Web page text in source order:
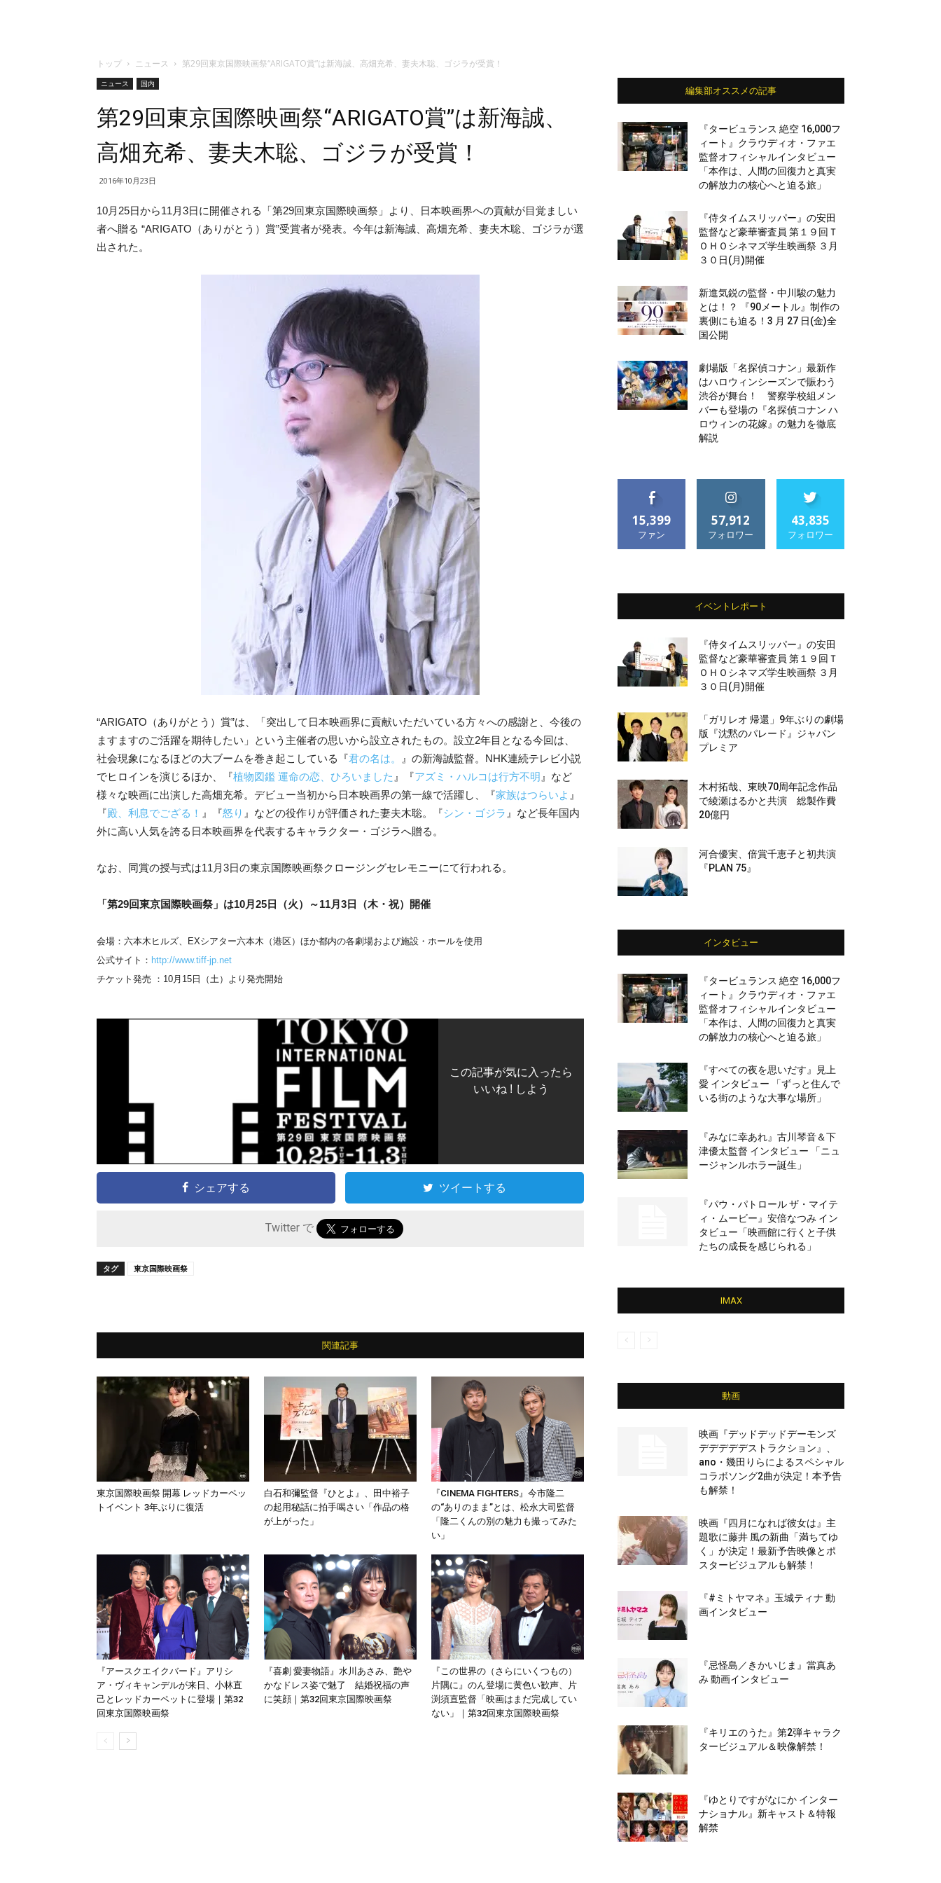
トップ ニュース 第29回東京国際映画祭“ARIGATO賞”は新海誠、高畑充希、妻夫木聡、ゴジラが受賞！
ニュース 国内
第29回東京国際映画祭“ARIGATO賞”は新海誠、
高畑充希、妻夫木聡、ゴジラが受賞！
2016年10月23日
10月25日から11月3日に開催される「第29回東京国際映画祭」より、日本映画界への貢献が目覚ましい
者へ贈る “ARIGATO（ありがとう）賞”受賞者が発表。今年は新海誠、高畑充希、妻夫木聡、ゴジラが選
出された。
“ARIGATO（ありがとう）賞”は、「突出して日本映画界に貢献いただいている方々への感謝と、今後の
ますますのご活躍を期待したい」という主催者の思いから設立されたもの。設立2年目となる今回は、
社会現象になるほどの大ブームを巻き起こしている『君の名は。
』の新海誠監督。NHK連続テレビ小説
でヒロインを演じるほか、『植物図鑑 運命の恋、ひろいました 』『アズミ・ハルコは行方不明 』など
様々な映画に出演した高畑充希。デビュー当初から日本映画界の第一線で活躍し、『家族はつらいよ 』
『殿、利息でござる！ 』『怒り 』などの役作りが評価された妻夫木聡。『シン・ゴジラ 』など長年国内
外に高い人気を誇る日本映画界を代表するキャラクター・ゴジラへ贈る。
なお、同賞の授与式は11月3日の東京国際映画祭クロージングセレモニーにて行われる。
「第29回東京国際映画祭」は10月25日（火）～11月3日（木・祝）開催
会場：六本木ヒルズ、EXシアター六本木（港区）ほか都内の各劇場および施設・ホールを使用
公式サイト： http://www.tiff-jp.net
チケット発売 ：10月15日（土）より発売開始
この記事が気に入ったら
いいね ! しよう
シェアする ツイートする
Twitter で
タグ 東京国際映画祭
関連記事
東京国際映画祭 開幕 レッドカーペッ
トイベント 3年ぶりに復活
白石和彌監督『ひとよ』、田中裕子
の起用秘話に拍手喝さい「作品の格
が上がった」
『CINEMA FIGHTERS』今市隆二
の“ありのまま”とは、松永大司監督
「隆二くんの別の魅力も撮ってみた
い」
『アースクエイクバード』アリシ
ア・ヴィキャンデルが来日、小林直
己とレッドカーペットに登場｜第32
回東京国際映画祭
『喜劇 愛妻物語』水川あさみ、艶や
かなドレス姿で魅了 結婚祝福の声
に笑顔｜第32回東京国際映画祭
『この世界の（さらにいくつもの）
片隅に』のん登場に黄色い歓声、片
渕須直監督「映画はまだ完成してい
ない」｜第32回東京国際映画祭
編集部オススメの記事
『タービュランス 絶空 16,000フ
ィート』クラウディオ・ファエ
監督オフィシャルインタビュー
「本作は、人間の回復力と真実
の解放力の核心へと迫る旅」
『侍タイムスリッパー』の安田
監督など豪華審査員 第１９回Ｔ
ＯＨＯシネマズ学生映画祭 ３月
３０日(月)開催
新進気鋭の監督・中川駿の魅力
とは！？ 『90メートル』制作の
裏側にも迫る！3 月 27 日(金)全
国公開
劇場版「名探偵コナン」最新作
はハロウィンシーズンで賑わう
渋谷が舞台！ 警察学校組メン
バーも登場の『名探偵コナン ハ
ロウィンの花嫁』の魅力を徹底
解説
15,399
ファン
57,912
フォロワー
43,835
フォロワー
イベントレポート
『侍タイムスリッパー』の安田
監督など豪華審査員 第１９回Ｔ
ＯＨＯシネマズ学生映画祭 ３月
３０日(月)開催
「ガリレオ 帰還」9年ぶりの劇場
版『沈黙のパレード』ジャパン
プレミア
木村拓哉、東映70周年記念作品
で綾瀬はるかと共演 総製作費
20億円
河合優実、倍賞千恵子と初共演
『PLAN 75』
インタビュー
『タービュランス 絶空 16,000フ
ィート』クラウディオ・ファエ
監督オフィシャルインタビュー
「本作は、人間の回復力と真実
の解放力の核心へと迫る旅」
『すべての夜を思いだす』見上
愛 インタビュー 「ずっと住んで
いる街のような大事な場所」
『みなに幸あれ』古川琴音＆下
津優太監督 インタビュー 「ニュ
ージャンルホラー誕生」
『パウ・パトロール ザ・マイテ
ィ・ムービー』安倍なつみ イン
タビュー「映画館に行くと子供
たちの成長を感じられる」
IMAX
動画
映画『デッドデッドデーモンズ
デデデデデストラクション』、
ano・幾田りらによるスペシャル
コラボソング2曲が決定！本予告
も解禁！
映画『四月になれば彼女は』主
題歌に藤井 風の新曲「満ちてゆ
く」が決定！最新予告映像とポ
スタービジュアルも解禁！
『#ミトヤマネ』玉城ティナ 動
画インタビュー
『忌怪島／きかいじま』當真あ
み 動画インタビュー
『キリエのうた』第2弾キャラク
タービジュアル＆映像解禁！
『ゆとりですがなにか インター
ナショナル』新キャスト＆特報
解禁